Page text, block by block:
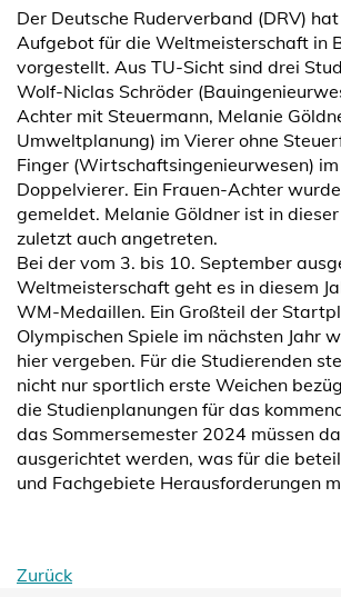
Der Deutsche Ruderverband (DRV)
Aufgebot für die Weltmeisterschaft in
vorgestellt. Aus TU-Sicht sind drei
Wolf-Niclas Schröder
Achter mit Steuermann, Melanie
Umweltplanung) im Vierer ohne
Finger (Wirtschaftsingenieurwesen)
Doppelvierer. Ein Frauen-Achter
gemeldet. Melanie Göldner ist in
zuletzt auch angetreten.
Bei der vom 3. bis 10. September
Weltmeisterschaft geht es in diesem
WM-Medaillen. Ein Großteil der
Olympischen Spiele im nächsten Jahr
hier vergeben. Für die Studierenden
nicht nur sportlich erste Weichen
die Studienplanungen für das
das Sommersemester 2024 müssen
ausgerichtet werden, was für die
und Fachgebiete Herausforderungen
Zurück